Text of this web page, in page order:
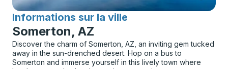
Informations sur la ville
pour
Somerton, AZ
Discover the charm of Somerton, AZ, an inviting gem tucked
away in the sun-drenched desert. Hop on a bus to
Somerton and immerse yourself in this lively town where